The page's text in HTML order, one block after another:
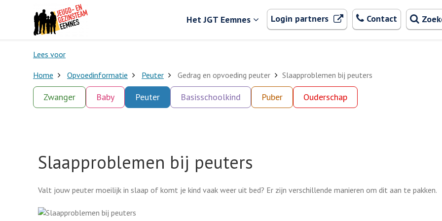
Het JGT Eemnes Login partners . Externe linkContact
Lees voor
Zoeken
Home Opvoedinformatie Peuter Gedrag en opvoeding peuter Slaapproblemen bij peuters
Zwanger Baby Peuter Basisschoolkind Puber Ouderschap
Slaapproblemen bij peuters
Valt jouw peuter moeilijk in slaap of komt je kind vaak weer uit bed? Er zijn verschillende manieren om dit aan te pakken.